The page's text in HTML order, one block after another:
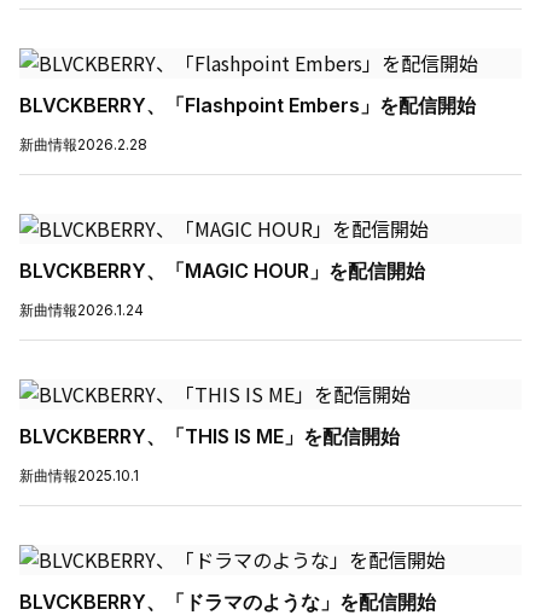
BLVCKBERRY、「Flashpoint Embers」を配信開始
新曲情報2026.2.28
BLVCKBERRY、「MAGIC HOUR」を配信開始
新曲情報2026.1.24
BLVCKBERRY、「THIS IS ME」を配信開始
新曲情報2025.10.1
BLVCKBERRY、「ドラマのような」を配信開始